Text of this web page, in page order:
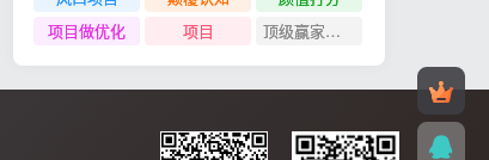
项目做优化
项目 顶级赢家思维